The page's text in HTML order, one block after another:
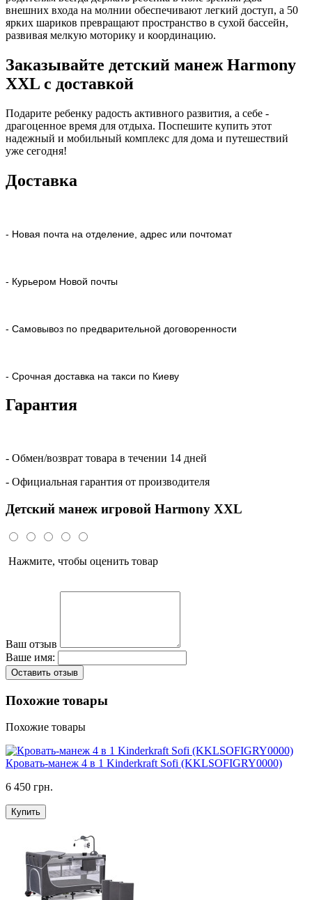
внешних входа на молнии обеспечивают легкий доступ, а 50
ярких шариков превращают пространство в сухой бассейн,
развивая мелкую моторику и координацию.
Заказывайте детский манеж Harmony
XXL с доставкой
Подарите ребенку радость активного развития, а себе -
драгоценное время для отдыха. Поспешите купить этот
надежный и мобильный комплекс для дома и путешествий
уже сегодня!
Доставка
- Новая почта на отделение, адрес или почтомат
- Курьером Новой почты
- Самовывоз по предварительной договоренности
- Срочная доставка на такси по Киеву
Гарантия
- Обмен/возврат товара в течении 14 дней
- Официальная гарантия от производителя
Детский манеж игровой Harmony XXL
Нажмите, чтобы оценить товар
Ваш отзыв
Ваше имя:
Оставить отзыв
Похожие товары
Похожие товары
Кровать-манеж 4 в 1 Kinderkraft Sofi (KKLSOFIGRY0000)
6 450 грн.
Купить